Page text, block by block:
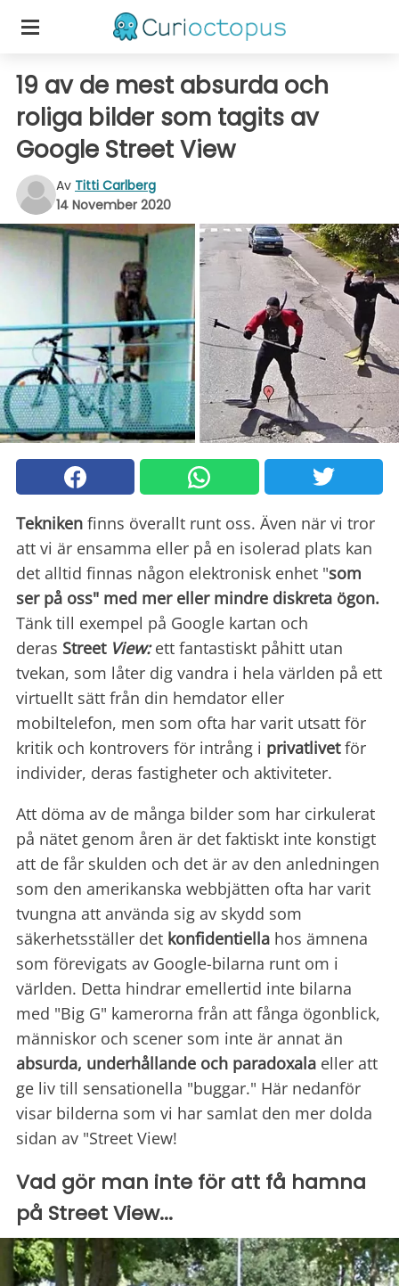
19 av de mest absurda och
roliga bilder som tagits av
Google Street View
Av Titti Carlberg
14 November 2020
Tekniken finns överallt runt oss. Även när vi tror
att vi är ensamma eller på en isolerad plats kan
det alltid finnas någon elektronisk enhet "som
ser på oss" med mer eller mindre diskreta ögon.
Tänk till exempel på Google kartan och
deras Street View:ett fantastiskt påhitt utan
tvekan, som låter dig vandra i hela världen på ett
virtuellt sätt från din hemdator eller
mobiltelefon, men som ofta har varit utsatt för
kritik och kontrovers för intrång i privatlivetför
individer, deras fastigheter och aktiviteter.
Att döma av de många bilder som har cirkulerat
på nätet genom åren är det faktiskt inte konstigt
att de får skulden och det är av den anledningen
som den amerikanska webbjätten ofta har varit
tvungna att använda sig av skydd som
säkerhetsställer det konfidentiella hos ämnena
som förevigats av Google-bilarna runt om i
världen. Detta hindrar emellertid inte bilarna
med "Big G" kamerorna från att fånga ögonblick,
människor och scener som inte är annat än
absurda, underhållande och paradoxala eller att
ge liv till sensationella "buggar." Här nedanför
visar bilderna som vi har samlat den mer dolda
sidan av "Street View!
Vad gör man inte för att få hamna
på Street View...